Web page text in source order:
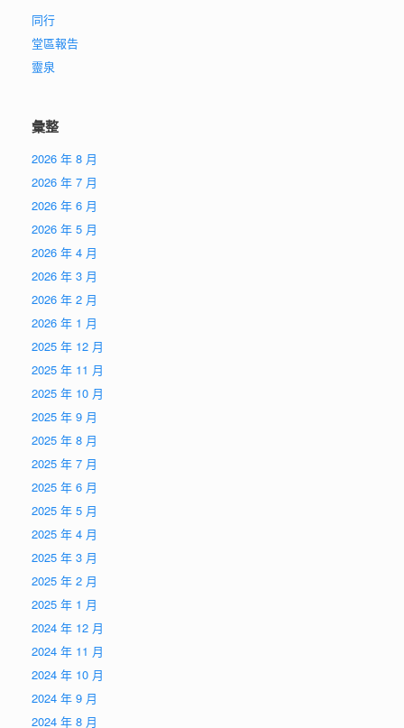
同行
堂區報告
靈泉
彙整
2026 年 8 月
2026 年 7 月
2026 年 6 月
2026 年 5 月
2026 年 4 月
2026 年 3 月
2026 年 2 月
2026 年 1 月
2025 年 12 月
2025 年 11 月
2025 年 10 月
2025 年 9 月
2025 年 8 月
2025 年 7 月
2025 年 6 月
2025 年 5 月
2025 年 4 月
2025 年 3 月
2025 年 2 月
2025 年 1 月
2024 年 12 月
2024 年 11 月
2024 年 10 月
2024 年 9 月
2024 年 8 月